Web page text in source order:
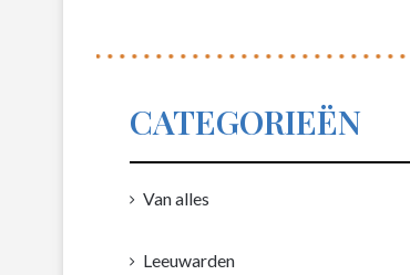
CATEGORIEËN
Van alles
Leeuwarden